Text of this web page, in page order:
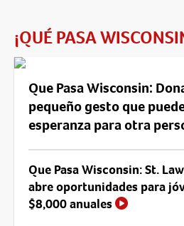
¡QUÉ PASA
Que Pasa Wisconsin:
pequeño gesto que
esperanza para otra
Que Pasa Wisconsin: St.
abre oportunidades para
$8,000 anuales